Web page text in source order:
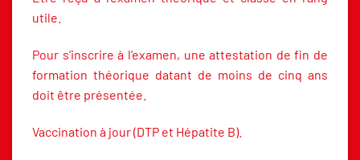
utile.
Pour s’inscrire à l’examen, une attestation de fin de
formation théorique datant de moins de cinq ans
doit être présentée.
Vaccination à jour (DTP et Hépatite B).